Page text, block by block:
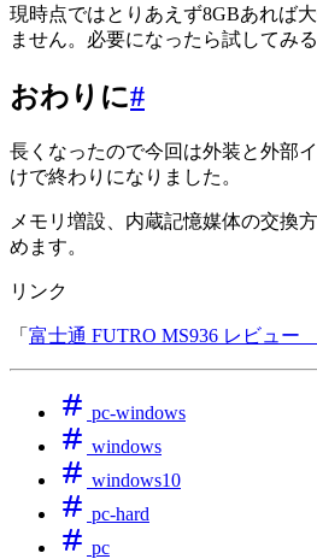
現時点ではとりあえず8GBあれば
ません。必要になったら試してみる
おわりに#
長くなったので今回は外装と外部
けで終わりになりました。
メモリ増設、内蔵記憶媒体の交換
めます。
リンク
「 富士通 FUTRO MS936 レビュ
pc-windows
windows
windows10
pc-hard
pc